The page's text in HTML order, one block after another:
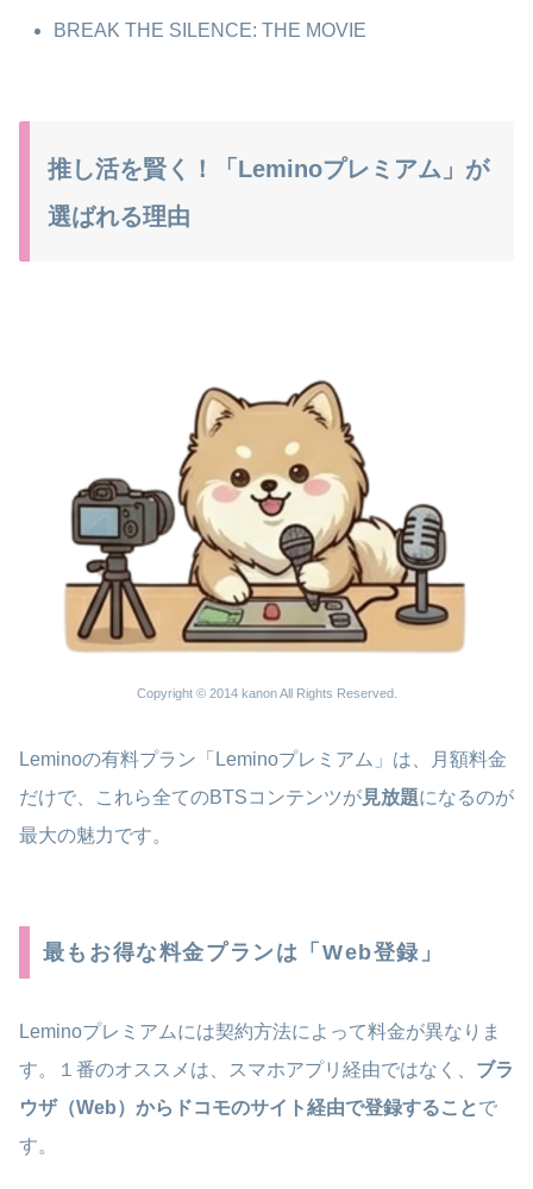
BREAK THE SILENCE: THE MOVIE
推し活を賢く！「Leminoプレミアム」が
選ばれる理由
Copyright © 2014 kanon All Rights Reserved.
Leminoの有料プラン「Leminoプレミアム」は、月額料金
だけで、これら全てのBTSコンテンツが見放題になるのが
最大の魅力です。
最もお得な料金プランは「Web登録」
Leminoプレミアムには契約方法によって料金が異なりま
す。１番のオススメは、スマホアプリ経由ではなく、 ブラ
ウザ（Web）からドコモのサイト経由で登録することで
す。